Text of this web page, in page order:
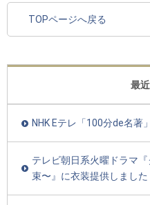
TOPページへ戻る
最
NHK Eテレ「100分de名著
テレビ朝日系火曜ドラマ
束〜』に衣装提供しました